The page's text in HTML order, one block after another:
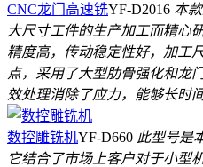
CNC龙门高速铣YF-D2016 本
大尺寸工件的生产加工而精心
精度高，传动稳定性好，加工
点，采用了大型肋骨强化和龙
效处理消除了应力，能够长时
数控雕铣机YF-D660 此型号是
它结合了市场上客户对于小型